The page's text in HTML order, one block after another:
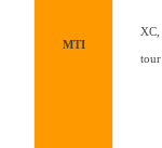
MTI
XC,
tour